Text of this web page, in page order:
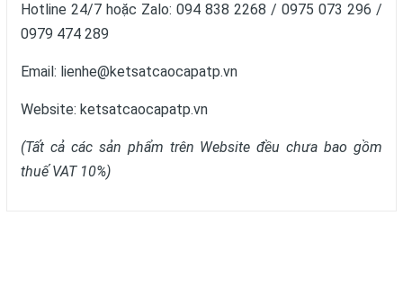
Hotline 24/7 hoặc Zalo: 094 838 2268 / 0975 073 296 /
0979 474 289
Email: lienhe@ketsatcaocapatp.vn
Website: ketsatcaocapatp.vn
(Tất cả các sản phẩm trên Website đều chưa bao gồm
thuế VAT 10%)